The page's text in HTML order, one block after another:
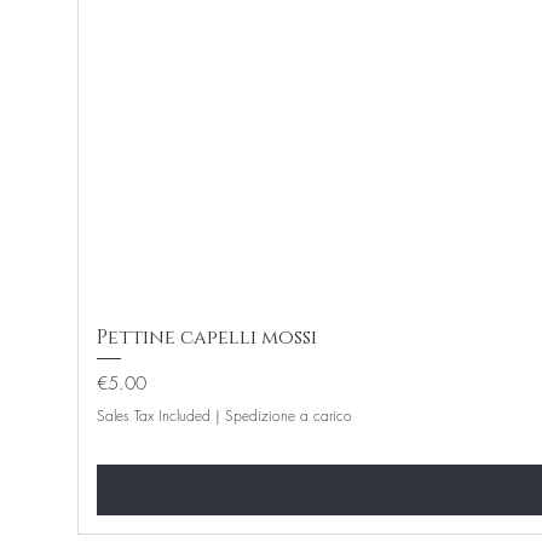
Pettine capelli mossi
Price
€5.00
Sales Tax Included | Spedizione a carico